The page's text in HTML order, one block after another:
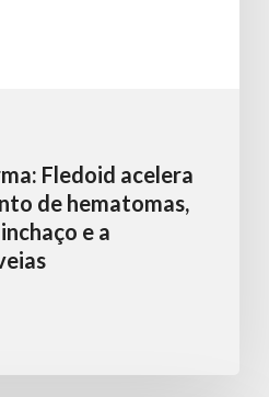
Fledoid acelera
de hematomas,
e a